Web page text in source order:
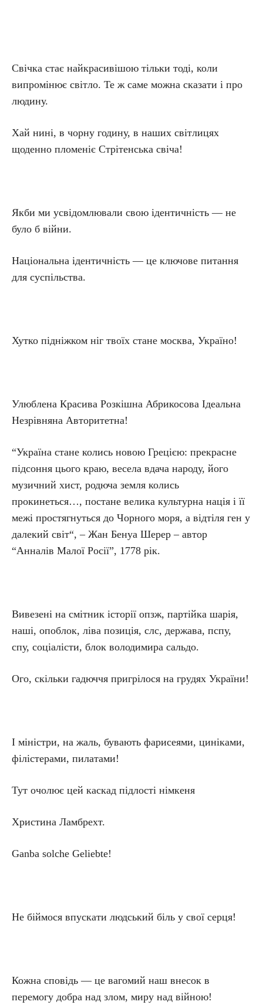
Свічка стає найкрасивішою тільки тоді, коли
випромінює світло. Те ж саме можна сказати і про
людину.
Хай нині, в чорну годину, в наших світлицях
щоденно пломеніє Стрітенська свіча!
Якби ми усвідомлювали свою ідентичність — не
було б війни.
Національна ідентичність — це ключове питання
для суспільства.
Хутко підніжком ніг твоїх стане москва, Україно!
Улюблена Красива Розкішна Абрикосова Ідеальна
Незрівняна Авторитетна!
“Україна стане колись новою Грецією: прекрасне
підсоння цього краю, весела вдача народу, його
музичний хист, родюча земля колись
прокинеться…, постане велика культурна нація і її
межі простягнуться до Чорного моря, а відтіля ген у
далекий світ“, – Жан Бенуа Шерер – автор
“Анналів Малої Росії”, 1778 рік.
Вивезені на смітник історії опзж, партійка шарія,
наші, опоблок, ліва позиція, слс, держава, пспу,
спу, соціалісти, блок володимира сальдо.
Ого, скільки гадюччя пригрілося на грудях України!
І міністри, на жаль, бувають фарисеями, циніками,
філістерами, пилатами!
Тут очолює цей каскад підлості німкеня
Христина Ламбрехт.
Ganba solche Geliebte!
Не біймося впускати людський біль у свої серця!
Кожна сповідь — це вагомий наш внесок в
перемогу добра над злом, миру над війною!